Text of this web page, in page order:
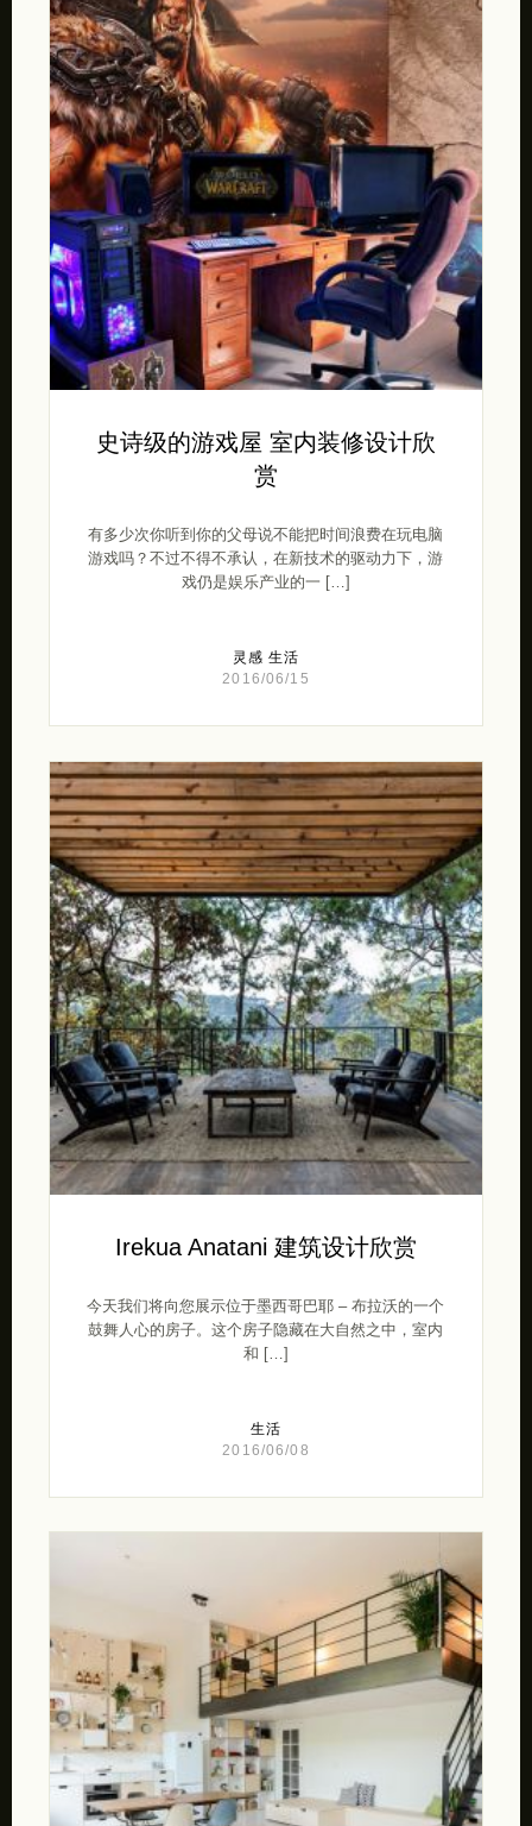
史诗级的游戏屋 室内装修设计欣
赏
有多少次你听到你的父母说不能把时间浪费在玩电脑
游戏吗？不过不得不承认，在新技术的驱动力下，游
戏仍是娱乐产业的一 […]
灵感 生活
2016/06/15
Irekua Anatani 建筑设计欣赏
今天我们将向您展示位于墨西哥巴耶 – 布拉沃的一个
鼓舞人心的房子。这个房子隐藏在大自然之中，室内
和 […]
生活
2016/06/08